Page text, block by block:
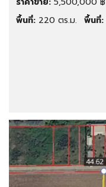
พื้นที่: 220 ตร.ม. พื้นที่: